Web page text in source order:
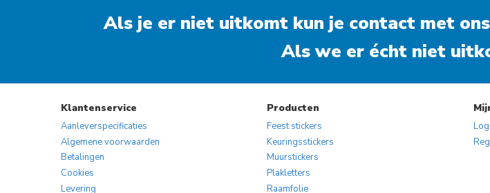
Als je er niet uitkomt kun je contact met
Als we er écht niet
Klantenservice
Aanleverspecificaties
Algemene voorwaarden
Betalingen
Cookies
Levering
Producten
Feest stickers
Keuringsstickers
Muurstickers
Plakletters
Raamfolie